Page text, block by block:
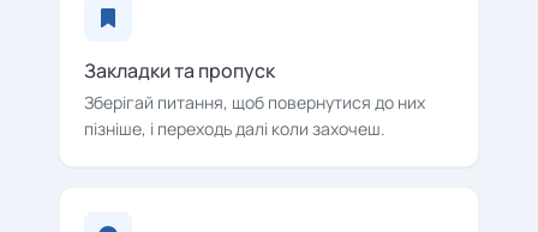
Закладки та пропуск
Зберігай питання, щоб повернутися до них
пізніше, і переходь далі коли захочеш.